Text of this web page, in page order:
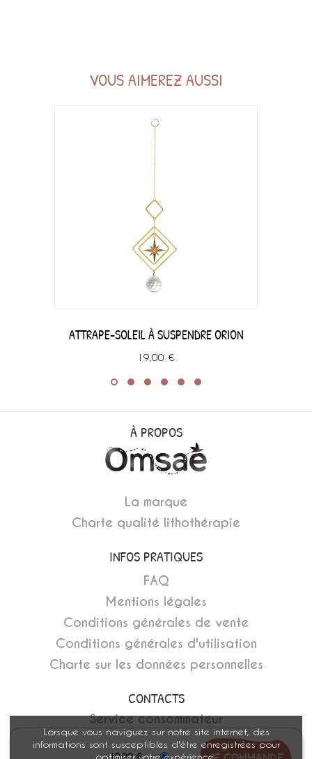
Lorsque vous naviguez sur notre site internet, des
informations sont susceptibles d'être enregistrées pour
optimiser votre expérience.
19,90 €
VOUS AIMEREZ AUSSI
ATTRAPE-SOLEIL À SUSPENDRE ORION
19,00 €
À PROPOS
La marque
Charte qualité lithothérapie
INFOS PRATIQUES
FAQ
Mentions légales
Conditions générales de vente
Conditions générales d'utilisation
Charte sur les données personnelles
CONTACTS
Service consommateur
Devenir revendeur